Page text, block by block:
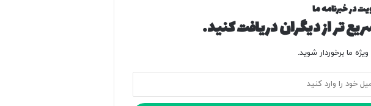
در خبرنامه ما
تر از دیگران دریافت کنید.
ما برخوردار شوید.